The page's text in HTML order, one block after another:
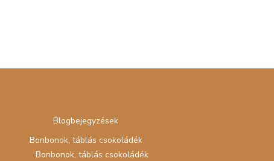
Blogbejegyzések
Bonbonok, táblás csokoládék
Bonbonok, táblás csokoládék